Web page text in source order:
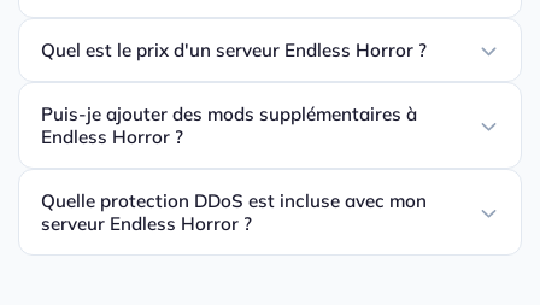
Quel est le prix d'un serveur Endless Horror ?
Puis-je ajouter des mods supplémentaires à
Endless Horror ?
Quelle protection DDoS est incluse avec mon
serveur Endless Horror ?